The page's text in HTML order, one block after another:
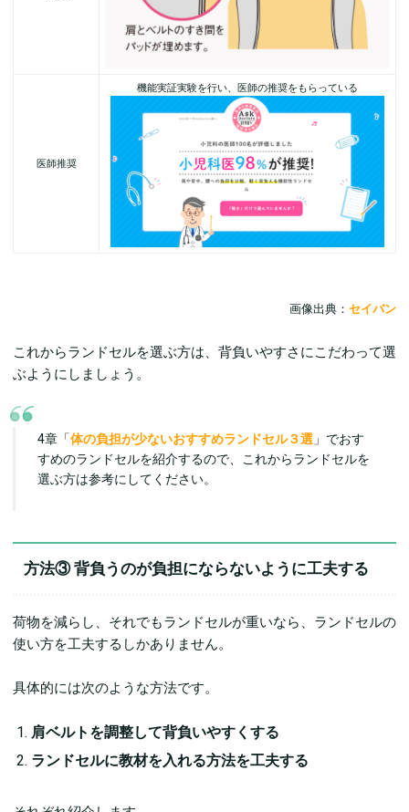
医師推奨
機能実証実験を行い、医師の推奨をもらっている
画像出典： セイバン
これからランドセルを選ぶ方は、背負いやすさにこだわって選
ぶようにしましょう。
4章「体の負担が少ないおすすめランドセル３選 」でおす
すめのランドセルを紹介するので、これからランドセルを
選ぶ方は参考にしてください。
方法③背負うのが負担にならないように工夫する
荷物を減らし、それでもランドセルが重いなら、ランドセルの
使い方を工夫するしかありません。
具体的には次のような方法です。
肩ベルトを調整して背負いやすくする
ランドセルに教材を入れる方法を工夫する